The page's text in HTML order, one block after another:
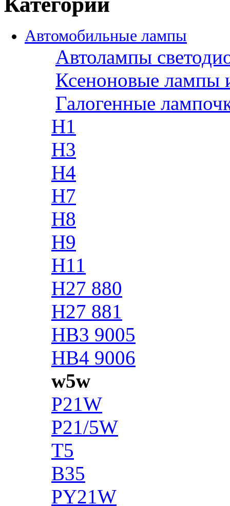
Автомобильные лампы
Автолампы
Ксеноновые лампы
Галогенные
H1
H3
H4
H7
H8
H9
H11
H27 880
H27 881
HB3 9005
HB4 9006
w5w
P21W
P21/5W
T5
B35
PY21W